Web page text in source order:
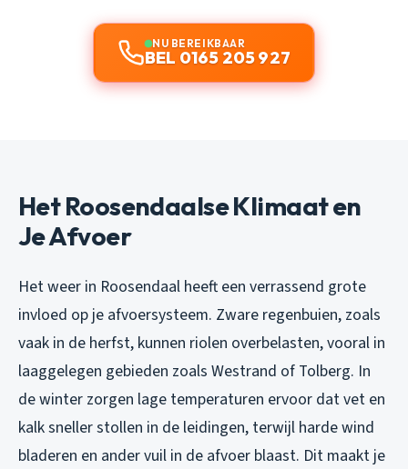
NU BEREIKBAAR
BEL 0165 205 927
Het Roosendaalse Klimaat en
Je Afvoer
Het weer in Roosendaal heeft een verrassend grote
invloed op je afvoersysteem. Zware regenbuien, zoals
vaak in de herfst, kunnen riolen overbelasten, vooral in
laaggelegen gebieden zoals Westrand of Tolberg. In
de winter zorgen lage temperaturen ervoor dat vet en
kalk sneller stollen in de leidingen, terwijl harde wind
bladeren en ander vuil in de afvoer blaast. Dit maakt je